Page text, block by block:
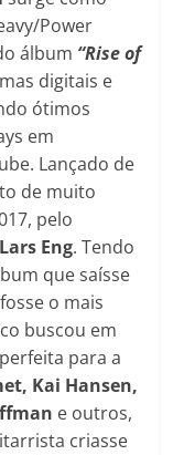
Power
álbum “Rise of
digitais e
ótimos
em
Lançado de
de muito
pelo
Lars Eng. Tendo
que saísse
o mais
buscou em
para a
Kai Hansen,
e outros,
criasse